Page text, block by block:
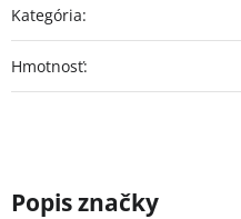
Kategória:
Hmotnosť: